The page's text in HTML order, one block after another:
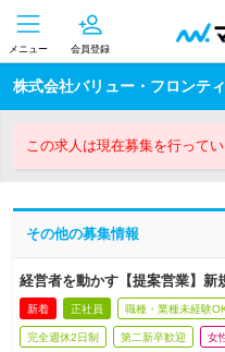
メニュー 会員登録
株式会社バリュー・フロンテ
この求人は現在募集を行ってい
その他の募集情報
経営者を動かす【提案営業】新
新着 正社員 職種・業種未経験
完全週休2日制 第二新卒歓迎 女